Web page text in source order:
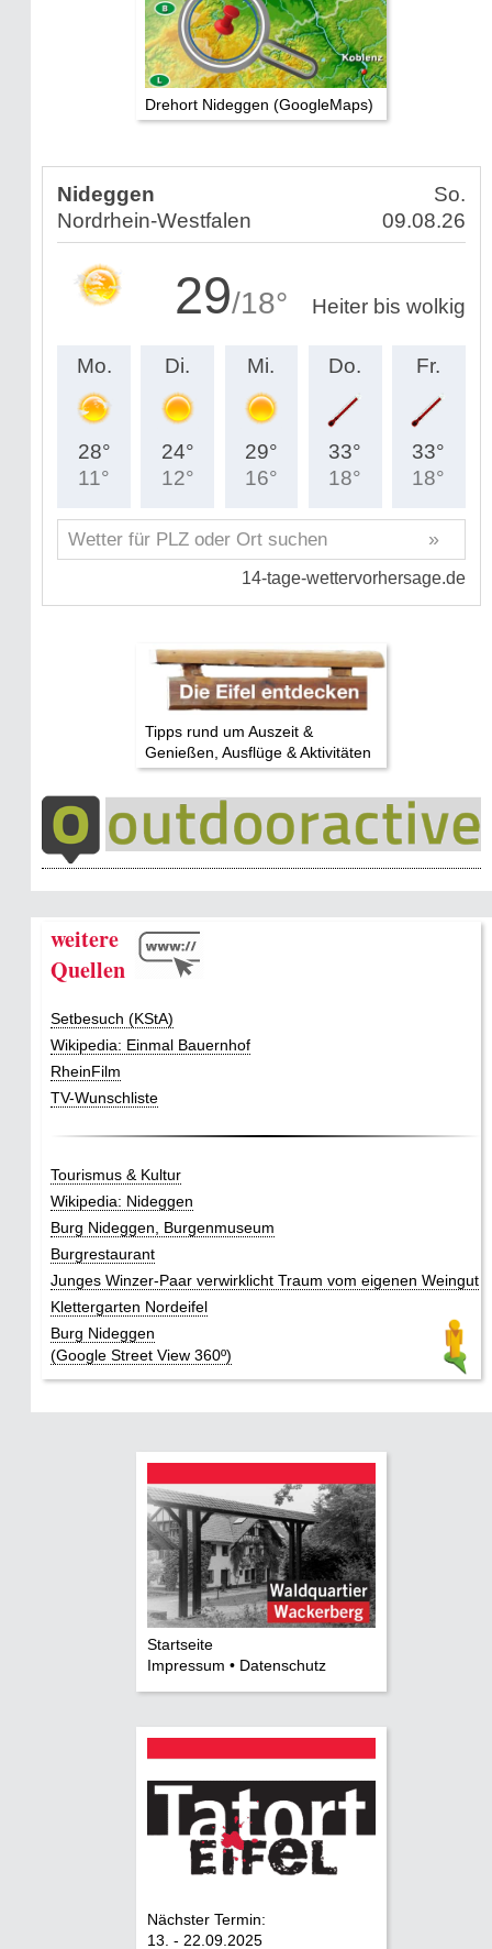
Drehort Nideggen (GoogleMaps)
Tipps rund um Auszeit &
Genießen, Ausflüge & Aktivitäten
weitere
Quellen
Setbesuch (KStA)
Wikipedia: Einmal Bauernhof
RheinFilm
TV-Wunschliste
Tourismus & Kultur
Wikipedia: Nideggen
Burg Nideggen, Burgenmuseum
Burgrestaurant
Junges Winzer-Paar verwirklicht Traum vom eigenen Weingut
Klettergarten Nordeifel
Burg Nideggen
(Google Street View 360º)
Startseite
Impressum • Datenschutz
Nächster Termin:
13. - 22.09.2025